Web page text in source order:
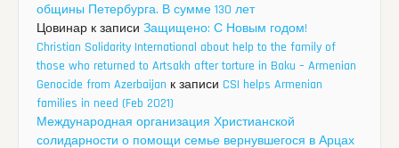
общины Петербурга. В сумме 130 лет
Цовинар к записи Защищено: С Новым годом!
Christian Solidarity International about help to the family of
those who returned to Artsakh after torture in Baku – Armenian
Genocide from Azerbaijan к записи CSI helps Armenian
families in need (Feb 2021)
Международная организация Христианской
солидарности о помощи семье вернувшегося в Арцах